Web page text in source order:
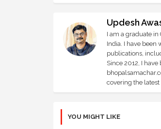
Updesh
I am a graduate in
India. I have been
publications,
Since 2012, I
covering the latest
YOU MIGHT LIKE